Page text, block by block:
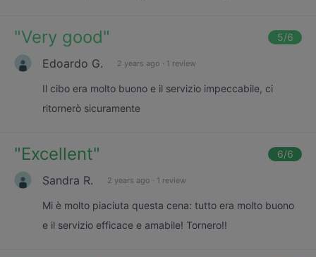
"Very good" 5/6
Edoardo G. 2 years ago · 1 review
Il cibo era molto buono e il servizio impeccabile, ci
ritornerò sicuramente
"Excellent" 6/6
Sandra R. 2 years ago · 1 review
Mi è molto piaciuta questa cena: tutto era molto buono
e il servizio efficace e amabile! Tornero!!